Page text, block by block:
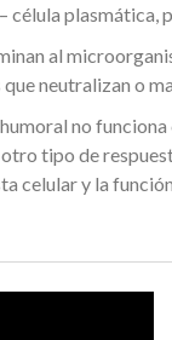
plasmática,
al
neutralizan o
no
tipo de
celular y la